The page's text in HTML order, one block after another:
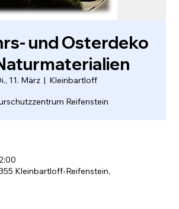
und Osterdeko
11. März
  |
Kleinbartloff
Reifenstein
Kleinbartloff-Reifenstein,